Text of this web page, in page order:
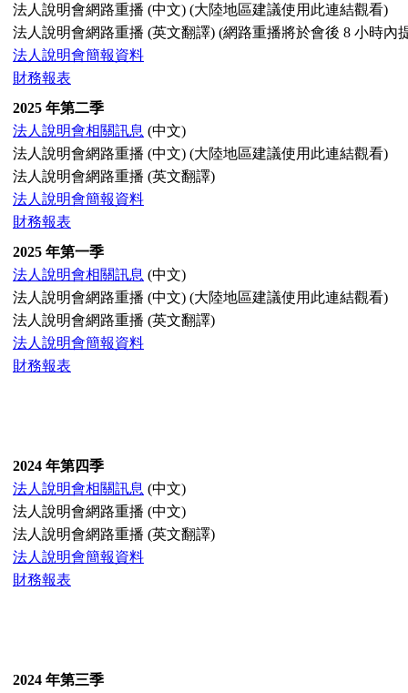
法人說明會網路重播 (中文) (大陸地區建議使用此連結觀看)
法人說明會網路重播 (英文翻譯) (網路重播將於會後 8 小時內
法人說明會簡報資料
財務報表
2025 年第二季
法人說明會相關訊息 (中文)
法人說明會網路重播 (中文) (大陸地區建議使用此連結觀看)
法人說明會網路重播 (英文翻譯)
法人說明會簡報資料
財務報表
2025 年第一季
法人說明會相關訊息 (中文)
法人說明會網路重播 (中文) (大陸地區建議使用此連結觀看)
法人說明會網路重播 (英文翻譯)
法人說明會簡報資料
財務報表
2024 年第四季
法人說明會相關訊息 (中文)
法人說明會網路重播 (中文)
法人說明會網路重播 (英文翻譯)
法人說明會簡報資料
財務報表
2024 年第三季